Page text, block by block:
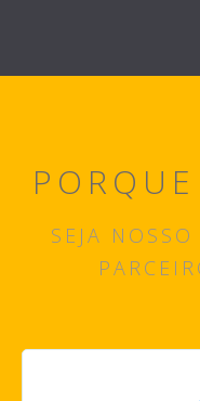
SEJA